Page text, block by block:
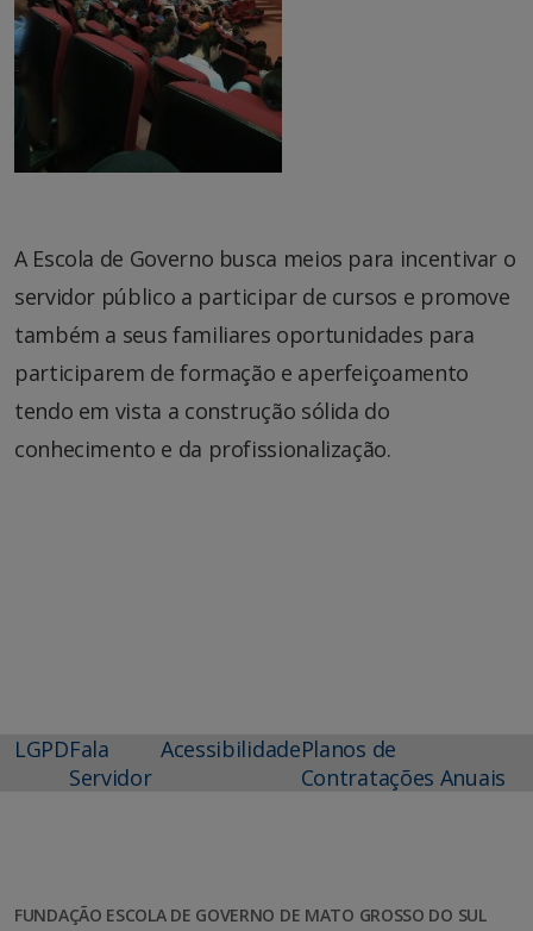
A Escola de Governo busca meios para incentivar o
servidor público a participar de cursos e promove
também a seus familiares oportunidades para
participarem de formação e aperfeiçoamento
tendo em vista a construção sólida do
conhecimento e da profissionalização.
LGPDFala
Servidor
AcessibilidadePlanos de
Contratações Anuais
FUNDAÇÃO ESCOLA DE GOVERNO DE MATO GROSSO DO SUL